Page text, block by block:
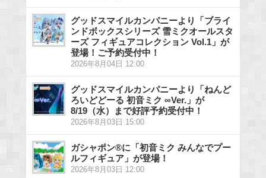
グッドスマイルカンパニーより「ブライ
ンドボックスシリーズ 雪ミクオールスタ
ーズ フィギュアコレクション Vol.1」が
登場！ご予約受付中！
2026年8月04日 12:00
グッドスマイルカンパニーより「ねんど
ろいどどーる 初音ミク ∞Ver.」が
8/19（水）まで好評予約受付中！
2026年8月03日 15:00
ガシャポン®に「初音ミク みんなでプー
ルフィギュア」が登場！
2026年8月03日 12:00